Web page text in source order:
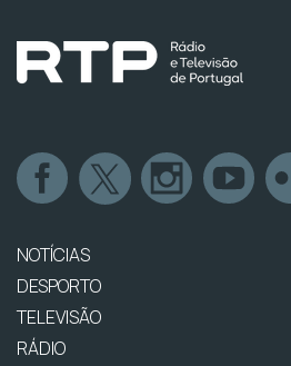
NOTÍCIAS
DESPORTO
TELEVISÃO
RÁDIO